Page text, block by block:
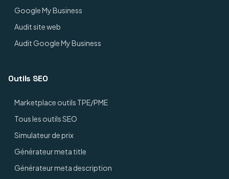
Google My Business
Audit site web
Audit Google My Business
Outils SEO
Marketplace outils TPE/PME
Tous les outils SEO
Simulateur de prix
Générateur meta title
Générateur meta description